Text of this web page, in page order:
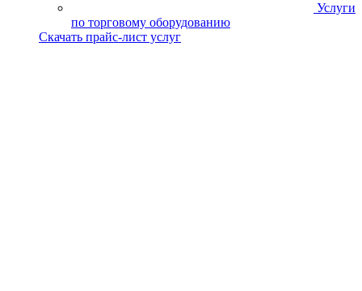
Услуги
по торговому оборудованию
Скачать прайс-лист услуг